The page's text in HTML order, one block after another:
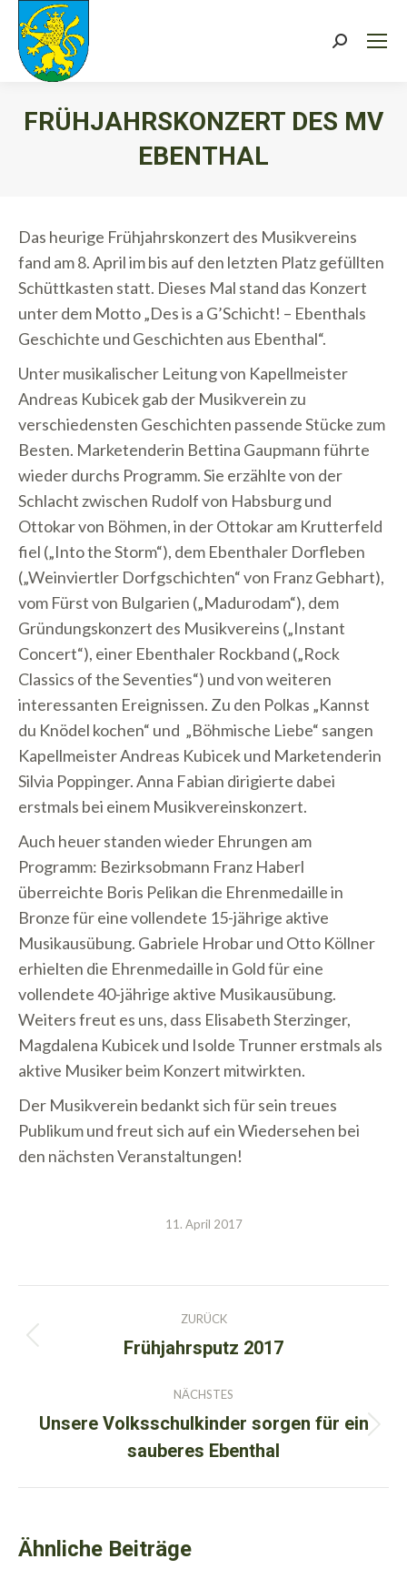
Search:
FRÜHJAHRSKONZERT DES MV
EBENTHAL
Das heurige Frühjahrskonzert des Musikvereins
fand am 8. April im bis auf den letzten Platz gefüllten
Schüttkasten statt. Dieses Mal stand das Konzert
unter dem Motto „Des is a G’Schicht! – Ebenthals
Geschichte und Geschichten aus Ebenthal“.
Unter musikalischer Leitung von Kapellmeister
Andreas Kubicek gab der Musikverein zu
verschiedensten Geschichten passende Stücke zum
Besten. Marketenderin Bettina Gaupmann führte
wieder durchs Programm. Sie erzählte von der
Schlacht zwischen Rudolf von Habsburg und
Ottokar von Böhmen, in der Ottokar am Krutterfeld
fiel („Into the Storm“), dem Ebenthaler Dorfleben
(„Weinviertler Dorfgschichten“ von Franz Gebhart),
vom Fürst von Bulgarien („Madurodam“), dem
Gründungskonzert des Musikvereins („Instant
Concert“), einer Ebenthaler Rockband („Rock
Classics of the Seventies“) und von weiteren
interessanten Ereignissen. Zu den Polkas „Kannst
du Knödel kochen“ und „Böhmische Liebe“ sangen
Kapellmeister Andreas Kubicek und Marketenderin
Silvia Poppinger. Anna Fabian dirigierte dabei
erstmals bei einem Musikvereinskonzert.
Auch heuer standen wieder Ehrungen am
Programm: Bezirksobmann Franz Haberl
überreichte Boris Pelikan die Ehrenmedaille in
Bronze für eine vollendete 15-jährige aktive
Musikausübung. Gabriele Hrobar und Otto Köllner
erhielten die Ehrenmedaille in Gold für eine
vollendete 40-jährige aktive Musikausübung.
Weiters freut es uns, dass Elisabeth Sterzinger,
Magdalena Kubicek und Isolde Trunner erstmals als
aktive Musiker beim Konzert mitwirkten.
Der Musikverein bedankt sich für sein treues
Publikum und freut sich auf ein Wiedersehen bei
den nächsten Veranstaltungen!
11. April 2017
Kommentarnavigation
ZURÜCK
Vorheriger
Frühjahrsputz 2017
NÄCHSTES
Nächster
Beitrag:
Unsere Volksschulkinder sorgen für ein
sauberes Ebenthal
Ähnliche Beiträge